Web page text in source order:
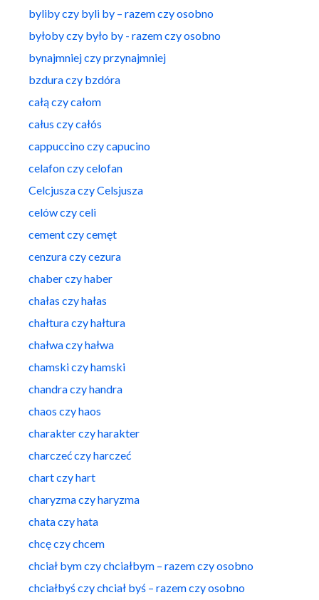
byliby czy byli by – razem czy osobno
byłoby czy było by - razem czy osobno
bynajmniej czy przynajmniej
bzdura czy bzdóra
całą czy całom
całus czy całós
cappuccino czy capucino
celafon czy celofan
Celcjusza czy Celsjusza
celów czy celi
cement czy cemęt
cenzura czy cezura
chaber czy haber
chałas czy hałas
chałtura czy hałtura
chałwa czy hałwa
chamski czy hamski
chandra czy handra
chaos czy haos
charakter czy harakter
charczeć czy harczeć
chart czy hart
charyzma czy haryzma
chata czy hata
chcę czy chcem
chciał bym czy chciałbym – razem czy osobno
chciałbyś czy chciał byś – razem czy osobno